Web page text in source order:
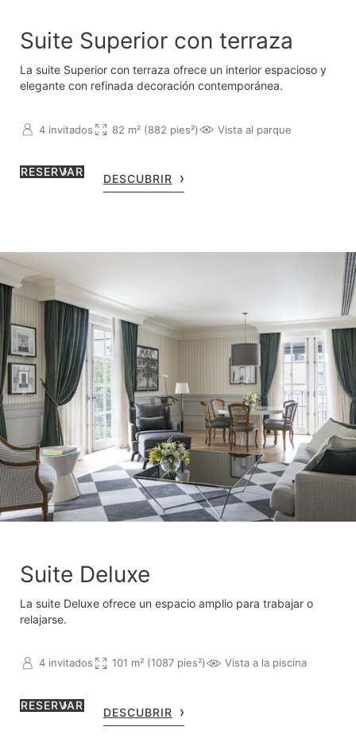
Suite Superior con terraza
La suite Superior con terraza ofrece un interior espacioso y
elegante con refinada decoración contemporánea.
4 invitados 82 m² (882 pies²) Vista al parque
RESERVAR
DESCUBRIR
Suite Deluxe
La suite Deluxe ofrece un espacio amplio para trabajar o
relajarse.
4 invitados 101 m² (1087 pies²) Vista a la piscina
RESERVAR
DESCUBRIR